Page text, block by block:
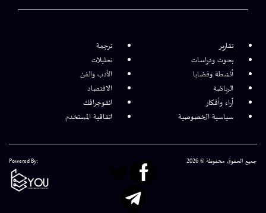
تقارير
ترجمة
بحوث ودراسات
تحليلات
أنشطة وقضايا
الأدب والفن
الرياضة
الاقتصاد
آراء وأفكار
انفوجرافك
سياسية الخصوصية
اتفاقية المستخدم
جميع الحقوق محفوظة © 2026 Powered By: